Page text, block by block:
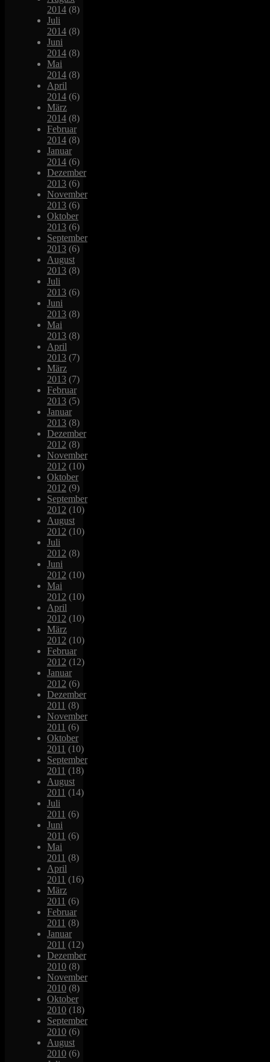
2014 (8)
Juli
2014 (8)
Juni
2014 (8)
Mai
2014 (8)
April
2014 (6)
März
2014 (8)
Februar
2014 (8)
Januar
2014 (6)
Dezember
2013 (6)
November
2013 (6)
Oktober
2013 (6)
September
2013 (6)
August
2013 (8)
Juli
2013 (6)
Juni
2013 (8)
Mai
2013 (8)
April
2013 (7)
März
2013 (7)
Februar
2013 (5)
Januar
2013 (8)
Dezember
2012 (8)
November
2012 (10)
Oktober
2012 (9)
September
2012 (10)
August
2012 (10)
Juli
2012 (8)
Juni
2012 (10)
Mai
2012 (10)
April
2012 (10)
März
2012 (10)
Februar
2012 (12)
Januar
2012 (6)
Dezember
2011 (8)
November
2011 (6)
Oktober
2011 (10)
September
2011 (18)
August
2011 (14)
Juli
2011 (6)
Juni
2011 (6)
Mai
2011 (8)
April
2011 (16)
März
2011 (6)
Februar
2011 (8)
Januar
2011 (12)
Dezember
2010 (8)
November
2010 (8)
Oktober
2010 (18)
September
2010 (6)
August
2010 (6)